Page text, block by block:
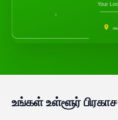
Your
உங்கள் உள்ளூர்